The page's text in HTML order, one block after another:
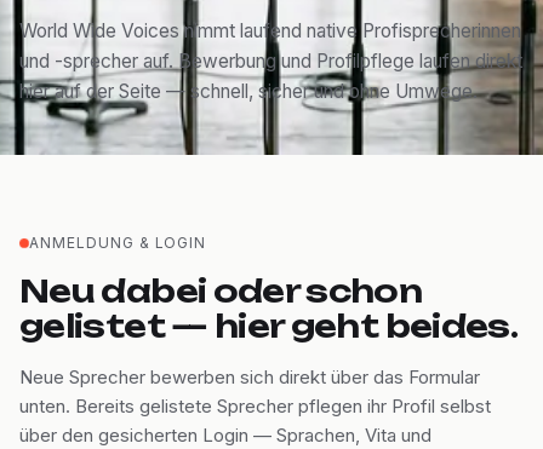
World Wide Voices nimmt laufend native Profisprecherinnen
und -sprecher auf. Bewerbung und Profilpflege laufen direkt
hier auf der Seite — schnell, sicher und ohne Umwege.
ANMELDUNG & LOGIN
Neu dabei oder schon
gelistet — hier geht beides.
Neue Sprecher bewerben sich direkt über das Formular
unten. Bereits gelistete Sprecher pflegen ihr Profil selbst
über den gesicherten Login — Sprachen, Vita und